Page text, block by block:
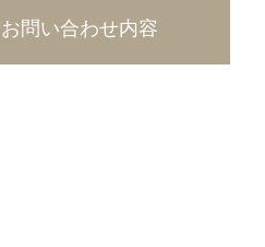
お問い合わせ内容